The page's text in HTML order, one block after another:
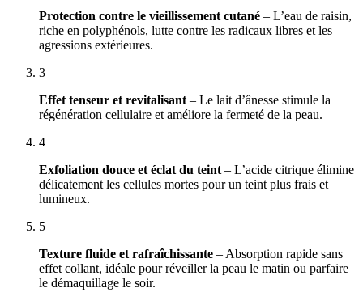
Protection contre le vieillissement cutané – L’eau de raisin,
riche en polyphénols, lutte contre les radicaux libres et les
agressions extérieures.
3
Effet tenseur et revitalisant – Le lait d’ânesse stimule la
régénération cellulaire et améliore la fermeté de la peau.
4
Exfoliation douce et éclat du teint – L’acide citrique élimine
délicatement les cellules mortes pour un teint plus frais et
lumineux.
5
Texture fluide et rafraîchissante – Absorption rapide sans
effet collant, idéale pour réveiller la peau le matin ou parfaire
le démaquillage le soir.